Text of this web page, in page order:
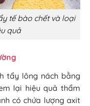
tế bào chết và loại
quả
tẩy lông nách bằng
lại hiệu quả thẩm
có chứa lượng axit